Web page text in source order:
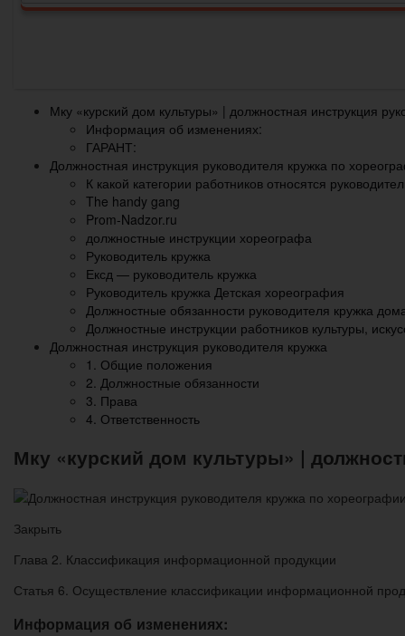
Мку «курский дом культуры» | должностная инструкция
Информация об изменениях:
ГАРАНТ:
Должностная инструкция руководителя кружка по
К какой категории работников относятся
The handy gang
Prom-Nadzor.ru
должностные инструкции хореографа
Руководитель кружка
Ексд — руководитель кружка
Руководитель кружка Детская хореография
Должностные обязанности руководителя кружка
Должностные инструкции работников культуры,
Должностная инструкция руководителя кружка
1. Общие положения
2. Должностные обязанности
3. Права
4. Ответственность
Мку «курский дом культуры» |
Закрыть
Глава 2. Классификация информационной продукции
Статья 6. Осуществление классификации информационной
Информация об изменениях: